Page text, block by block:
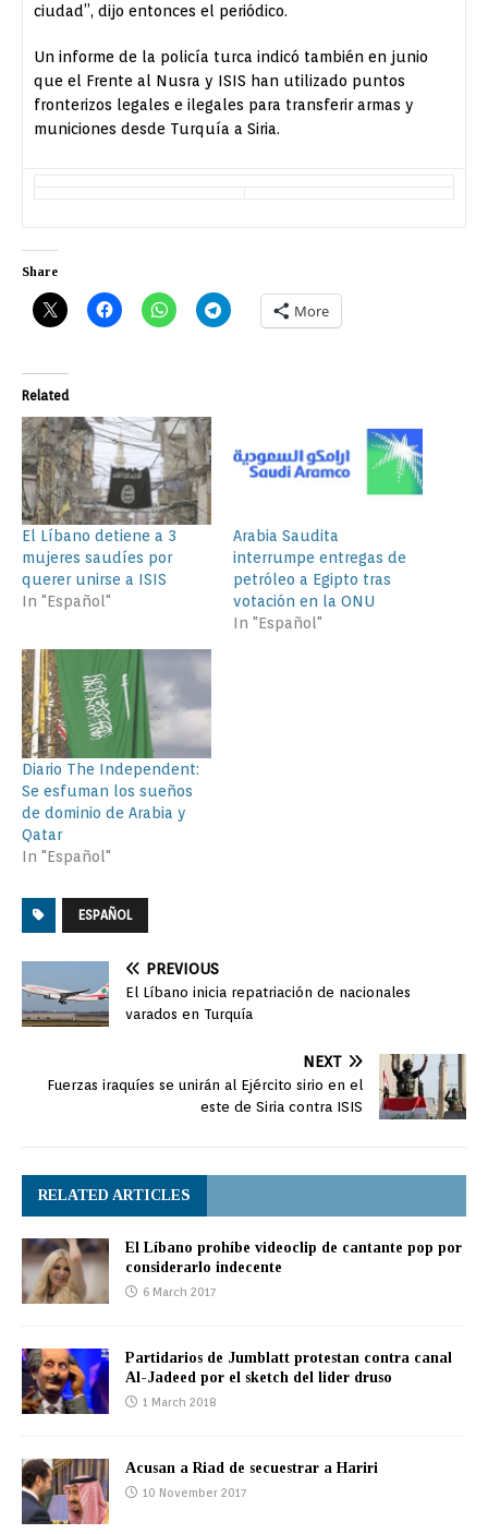
ciudad”, dijo entonces el periódico.
Un informe de la policía turca indicó también en junio
que el Frente al Nusra y ISIS han utilizado puntos
fronterizos legales e ilegales para transferir armas y
municiones desde Turquía a Siria.
Share
More
Related
El Líbano detiene a 3
mujeres saudíes por
querer unirse a ISIS
In "Español"
Arabia Saudita
interrumpe entregas de
petróleo a Egipto tras
votación en la ONU
In "Español"
Diario The Independent:
Se esfuman los sueños
de dominio de Arabia y
Qatar
In "Español"
ESPAÑOL
PREVIOUS
El Líbano inicia repatriación de nacionales
varados en Turquía
NEXT
Fuerzas iraquíes se unirán al Ejército sirio en el
este de Siria contra ISIS
RELATED ARTICLES
El Líbano prohíbe videoclip de cantante pop por
considerarlo indecente
6 March 2017
Partidarios de Jumblatt protestan contra canal
Al-Jadeed por el sketch del lider druso
1 March 2018
Acusan a Riad de secuestrar a Hariri
10 November 2017